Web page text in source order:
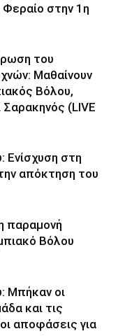
στην 1η
του
Μαθαίνουν
Βόλου,
(LIVE
Ενίσχυση στη
απόκτηση του
παραμονή
Βόλου
Μπήκαν οι
και τις
αποφάσεις για